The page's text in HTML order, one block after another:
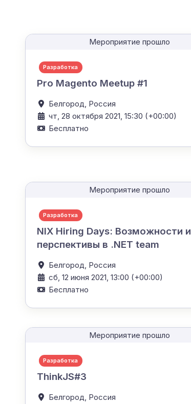
Мероприятие прошло
Разработка
Pro Magento Meetup #1
Белгород, Россия
чт, 28 октября 2021, 15:30 (+00:00)
Бесплатно
Мероприятие прошло
Разработка
NIX Hiring Days: Возможности и
перспективы в .NET team
Белгород, Россия
сб, 12 июня 2021, 13:00 (+00:00)
Бесплатно
Мероприятие прошло
Разработка
ThinkJS#3
Белгород, Россия